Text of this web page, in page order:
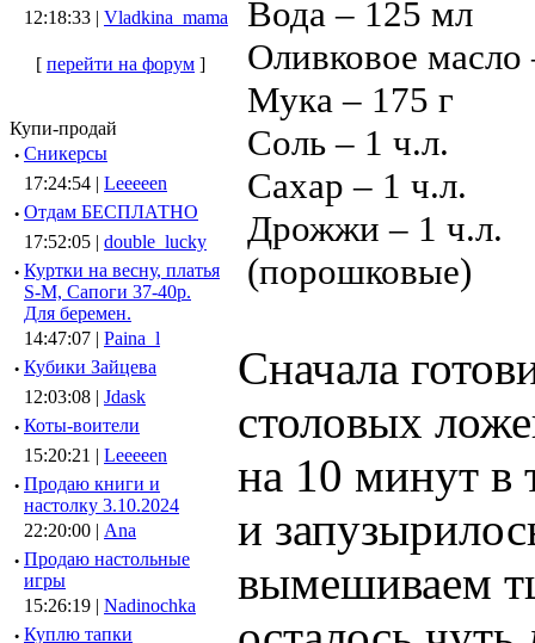
12:18:33 | Vladkina_mama
[ перейти на форум ]
Купи-продай
· Сникерсы
17:24:54 | Leeeeen
· Отдам БЕСПЛАТНО
17:52:05 | double_lucky
· Куртки на весну, платья
S-M, Сапоги 37-40р.
Для беремен.
14:47:07 | Paina_l
· Кубики Зайцева
12:03:08 | Jdask
· Коты-воители
15:20:21 | Leeeeen
· Продаю книги и
настолку 3.10.2024
22:20:00 | Ana
· Продаю настольные
игры
15:26:19 | Nadinochka
· Куплю тапки
Вода – 125 мл
Оливковое масло
Мука – 175 г
Соль – 1 ч.л.
Сахар – 1 ч.л.
Дрожжи – 1 ч.л.
(порошковые)
Сначала
столовых
на 10 минут в
и
вымешиваем